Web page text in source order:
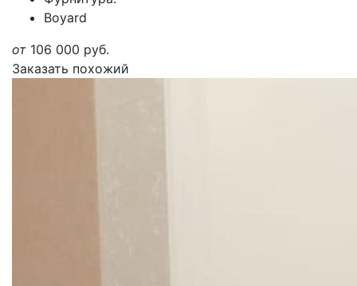
Boyard
от 106 000 руб.
Заказать похожий